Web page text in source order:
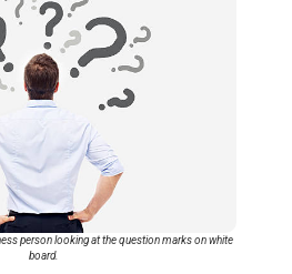
person looking at the question marks on white
board.